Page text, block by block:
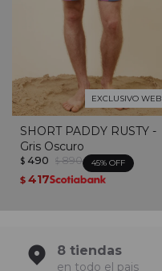
EXCLUSIVO WEB
SHORT PADDY RUSTY -
Gris Oscuro
$ 490 $ 890 45
$ 417
8 tiendas
en todo el pais